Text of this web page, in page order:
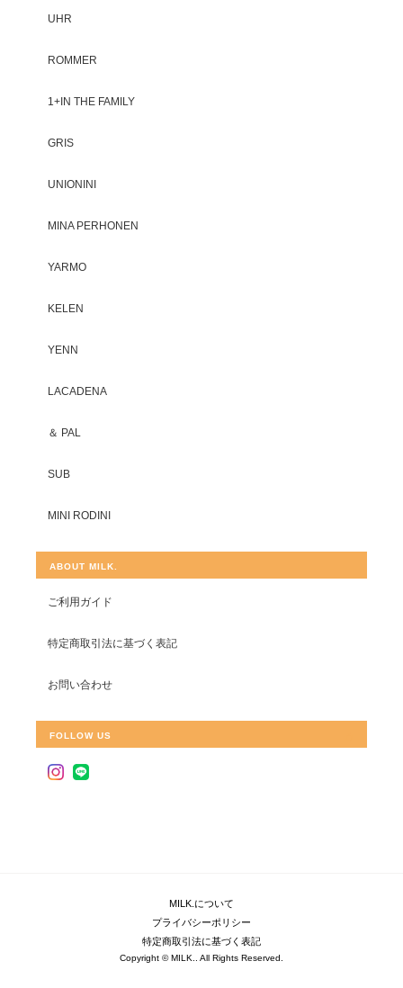
UHR
ROMMER
1+IN THE FAMILY
GRIS
UNIONINI
MINA PERHONEN
YARMO
KELEN
YENN
LACADENA
＆ PAL
SUB
MINI RODINI
ABOUT MILK.
ご利用ガイド
特定商取引法に基づく表記
お問い合わせ
FOLLOW US
MILK.について
プライバシーポリシー
特定商取引法に基づく表記
Copyright © MILK.. All Rights Reserved.